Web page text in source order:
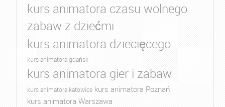
kurs animatora czasu wolnego
zabaw z dziećmi
kurs animatora dziecięcego
kurs animatora gdańsk
kurs animatora gier i zabaw
kurs animatora katowice kurs animatora Poznań
kurs animatora Warszawa